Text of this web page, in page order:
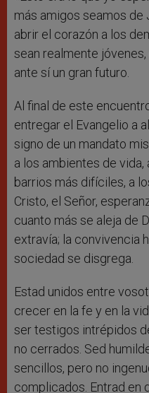
más amigos seamos de
abrir el corazón a los
sean realmente
ante sí un gran futuro.
Al final de este
entregar el Evangelio a
signo de un mandato
a los ambientes de vida,
barrios más difíciles, a
Cristo, el Señor,
cuanto más se aleja de
extravía; la convivencia
sociedad se disgrega.
Estad unidos entre
crecer en la fe y en la
ser testigos intrépidos
no cerrados. Sed
sencillos, pero no
complicados. Entrad en